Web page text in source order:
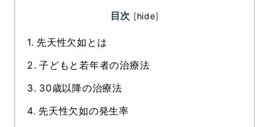
目次 [hide]
1. 先天性欠如とは
2. 子どもと若年者の治療法
3. 30歳以降の治療法
4. 先天性欠如の発生率